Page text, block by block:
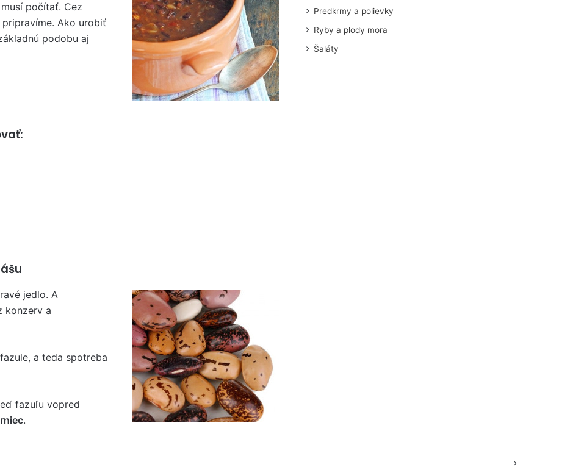
počítať. Cez
Ako urobiť
podobu aj
jedlo. A
konzerv a
fazule, a teda spotreba
fazuľu vopred
.
Predkrmy a polievky
Ryby a plody mora
Šaláty